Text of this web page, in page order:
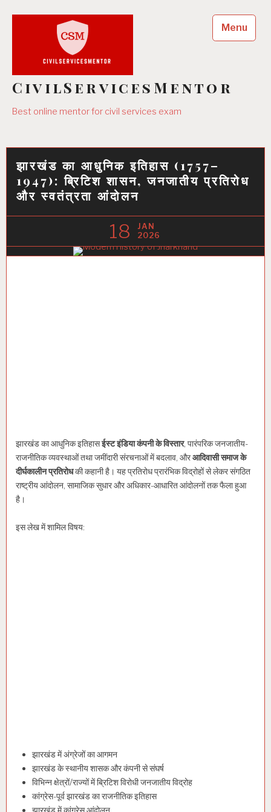
CivilServicesMentor
Best online mentor for civil services exam
Menu
झारखंड का आधुनिक इतिहास (1757–
1947): ब्रिटिश शासन, जनजातीय प्रतिरोध
और स्वतंत्रता आंदोलन
18
JAN
2026
झारखंड का आधुनिक इतिहासईस्ट इंडिया कंपनी के विस्तार, पारंपरिक जनजातीय-
राजनीतिक व्यवस्थाओं तथा जमींदारी संरचनाओं में बदलाव, औरआदिवासी समाज के
दीर्घकालीन प्रतिरोधकी कहानी है। यह प्रतिरोध प्रारंभिक विद्रोहों से लेकर संगठित
राष्ट्रीय आंदोलन, सामाजिक सुधार और अधिकार-आधारित आंदोलनों तक फैला हुआ
है।
इस लेख में शामिल विषय:
झारखंड में अंग्रेजों का आगमन
झारखंड के स्थानीय शासक और कंपनी से संघर्ष
विभिन्न क्षेत्रों/राज्यों में ब्रिटिश विरोधी जनजातीय विद्रोह
कांग्रेस-पूर्व झारखंड का राजनीतिक इतिहास